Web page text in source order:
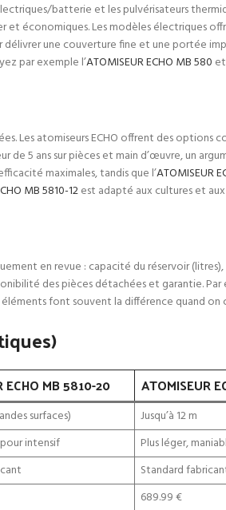
batterie et les pulvérisateurs
et économiques. Les modèles électriques
une couverture fine et une portée
par exemple l’ATOMISEUR ECHO MB 580
Les atomiseurs ECHO offrent des
de 5 ans sur pièces et main d’œuvre, un
maximales, tandis que l’ATOMISEUR
MB 5810-12est adapté aux cultures et
en revue : capacité du réservoir
des pièces détachées et garantie. Par
font souvent la différence quand on
ECHO MB 5810-20 ATOMISEUR
surfaces) Jusqu’à 12 m
intensif Plus léger,
Standard
689.99 €